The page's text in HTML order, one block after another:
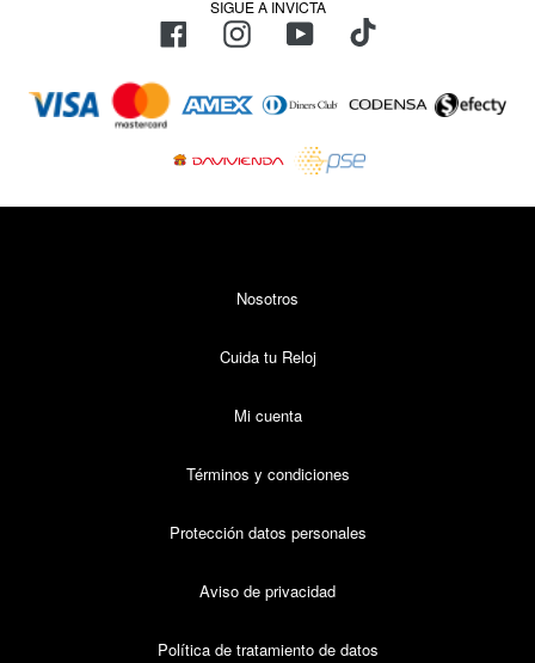
SIGUE A INVICTA
FacebookInstagramYouTubeTikTok
de
Nosotros
Cuida tu Reloj
Mi cuenta
Términos y condiciones
Protección datos personales
Aviso de privacidad
Política de tratamiento de datos